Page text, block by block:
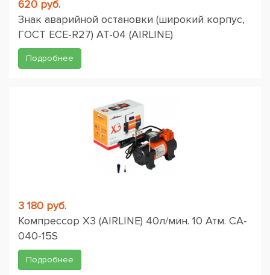
620 руб.
Знак аварийной остановки (широкий корпус,
ГОСТ ЕСЕ-R27) AT-04 (AIRLINE)
Подробнее
3 180 руб.
Компрессор X3 (AIRLINE) 40л/мин. 10 Атм. CA-
040-15S
Подробнее